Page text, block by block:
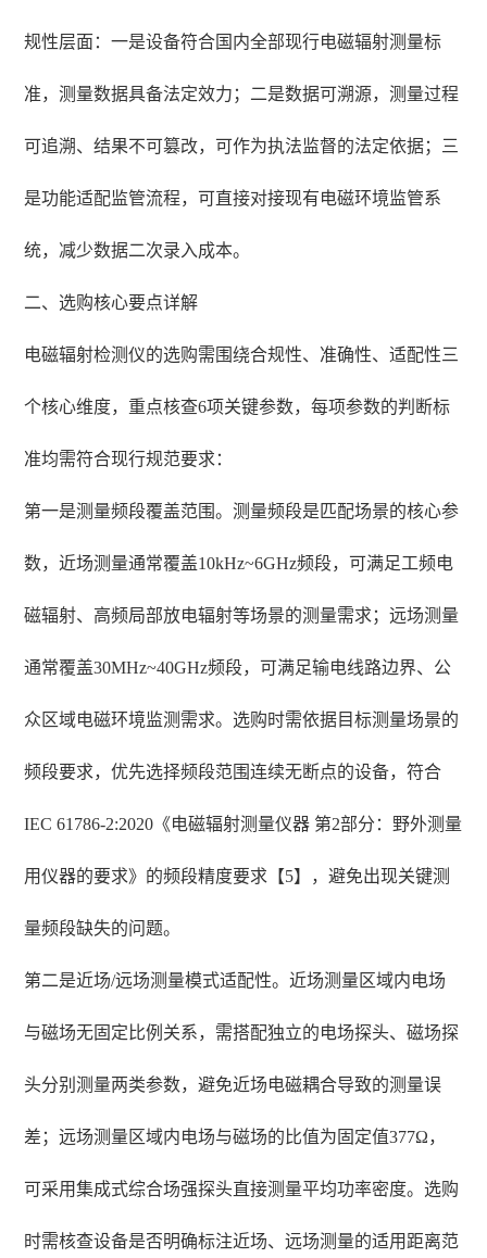
规性层面：一是设备符合国内全部现行电磁辐射测量标
准，测量数据具备法定效力；二是数据可溯源，测量过程
可追溯、结果不可篡改，可作为执法监督的法定依据；三
是功能适配监管流程，可直接对接现有电磁环境监管系
统，减少数据二次录入成本。
二、选购核心要点详解
电磁辐射检测仪的选购需围绕合规性、准确性、适配性三
个核心维度，重点核查6项关键参数，每项参数的判断标
准均需符合现行规范要求：
第一是测量频段覆盖范围。测量频段是匹配场景的核心参
数，近场测量通常覆盖10kHz~6GHz频段，可满足工频电
磁辐射、高频局部放电辐射等场景的测量需求；远场测量
通常覆盖30MHz~40GHz频段，可满足输电线路边界、公
众区域电磁环境监测需求。选购时需依据目标测量场景的
频段要求，优先选择频段范围连续无断点的设备，符合
IEC 61786-2:2020《电磁辐射测量仪器 第2部分：野外测量
用仪器的要求》的频段精度要求【5】，避免出现关键测
量频段缺失的问题。
第二是近场/远场测量模式适配性。近场测量区域内电场
与磁场无固定比例关系，需搭配独立的电场探头、磁场探
头分别测量两类参数，避免近场电磁耦合导致的测量误
差；远场测量区域内电场与磁场的比值为固定值377Ω，
可采用集成式综合场强探头直接测量平均功率密度。选购
时需核查设备是否明确标注近场、远场测量的适用距离范